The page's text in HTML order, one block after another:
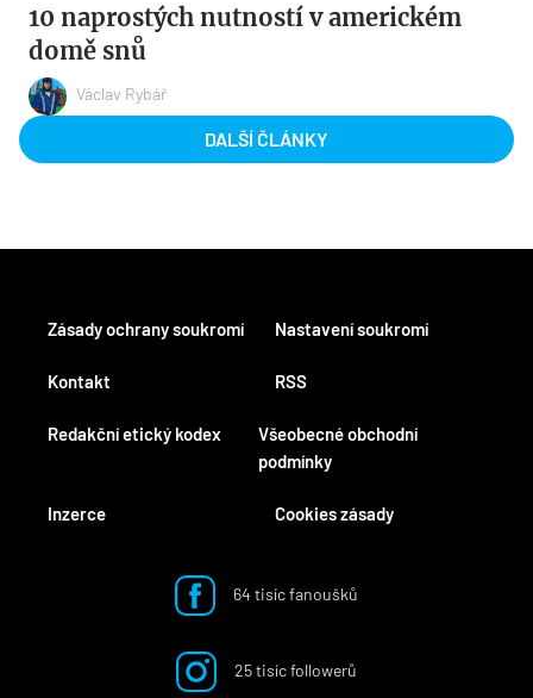
10 naprostých nutností v americkém
domě snů
Václav Rybář
DALŠÍ ČLÁNKY
Kontakt
Redakční etický kodex
Inzerce
RSS
Všeobecné obchodní
podmínky
Cookies zásady
Zásady ochrany soukromí Nastavení soukromí
64 tisíc fanoušků
25 tisíc followerů